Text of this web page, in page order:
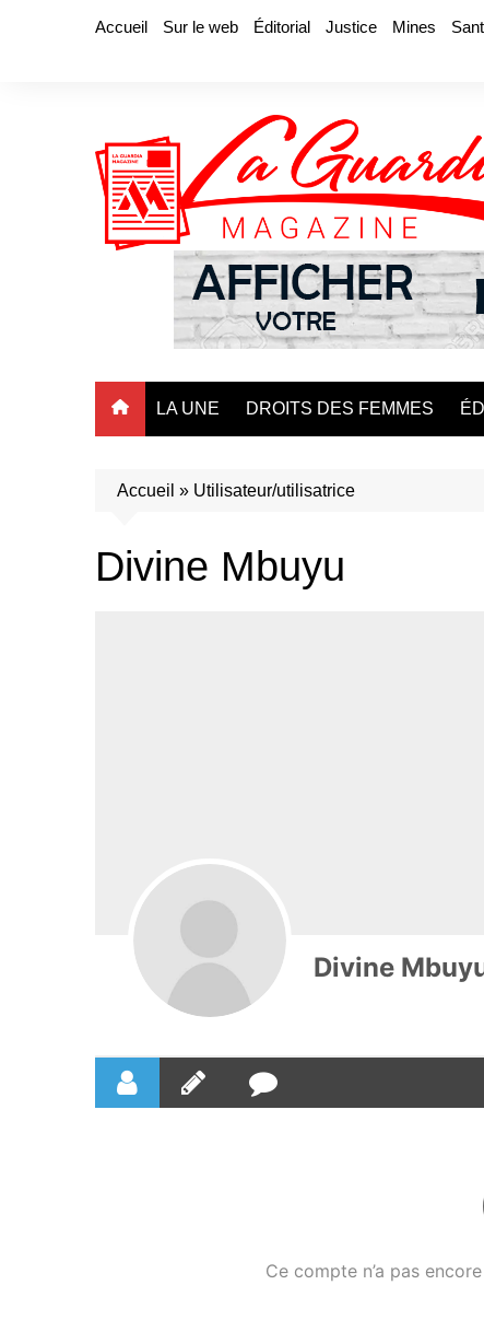
Accueil Sur le web Éditorial Justice Mines
LA UNE DROITS DES FEMMES
Accueil » Utilisateur/utilisatrice
Divine Mbuyu
Divine
Ce compte n’a pas